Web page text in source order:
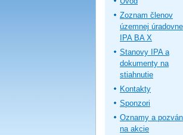
Zoznam členov
územnej úradovne
IPA BA X
Stanovy IPA a
dokumenty na
stiahnutie
Kontakty
Sponzori
Oznamy a
na akcie